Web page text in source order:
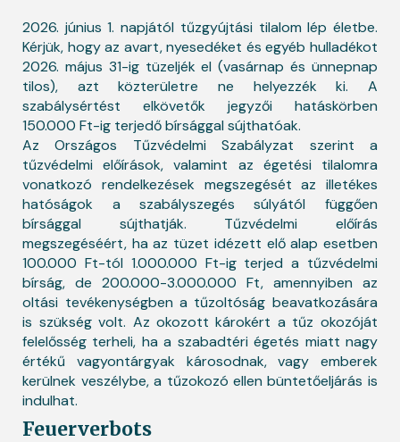
2026. június 1. napjától tűzgyújtási tilalom lép életbe.
Kérjük, hogy az avart, nyesedéket és egyéb hulladékot
2026. május 31-ig tüzeljék el (vasárnap és ünnepnap
tilos), azt közterületre ne helyezzék ki. A
szabálysértést elkövetők jegyzői hatáskörben
150.000 Ft-ig terjedő bírsággal sújthatóak.
Az Országos Tűzvédelmi Szabályzat szerint a
tűzvédelmi előírások, valamint az égetési tilalomra
vonatkozó rendelkezések megszegését az illetékes
hatóságok a szabályszegés súlyától függően
bírsággal sújthatják. Tűzvédelmi előírás
megszegéséért, ha az tüzet idézett elő alap esetben
100.000 Ft-tól 1.000.000 Ft-ig terjed a tűzvédelmi
bírság, de 200.000-3.000.000 Ft, amennyiben az
oltási tevékenységben a tűzoltóság beavatkozására
is szükség volt. Az okozott károkért a tűz okozóját
felelősség terheli, ha a szabadtéri égetés miatt nagy
értékű vagyontárgyak károsodnak, vagy emberek
kerülnek veszélybe, a tűzokozó ellen büntetőeljárás is
indulhat.
Feuerverbots